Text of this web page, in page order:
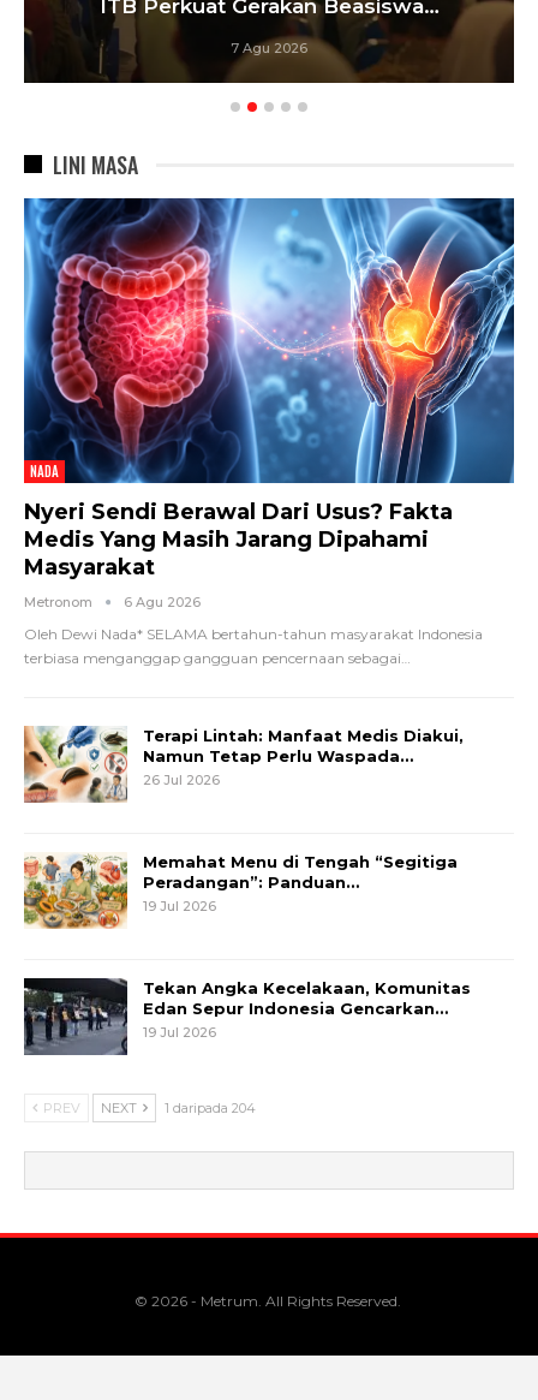
Bangun…
6 Agu 2026
LINI MASA
NADA
Nyeri Sendi Berawal Dari Usus? Fakta
Medis Yang Masih Jarang Dipahami
Masyarakat
Metronom 6 Agu 2026
Oleh Dewi Nada* SELAMA bertahun-tahun masyarakat Indonesia
terbiasa menganggap gangguan pencernaan sebagai…
Terapi Lintah: Manfaat Medis Diakui,
Namun Tetap Perlu Waspada…
26 Jul 2026
Memahat Menu di Tengah “Segitiga
Peradangan”: Panduan…
19 Jul 2026
Tekan Angka Kecelakaan, Komunitas
Edan Sepur Indonesia Gencarkan…
19 Jul 2026
PREV NEXT 1 daripada 204
© 2026 - Metrum. All Rights Reserved.